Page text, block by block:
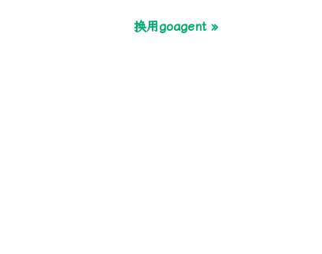
换用goagent »